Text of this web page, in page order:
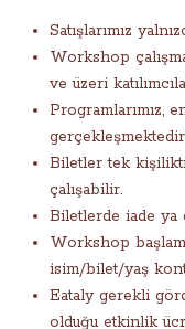
Satışlarımız
Workshop
ve üzeri
Programlarımız,
Biletler tek
çalışabilir.
Biletlerde iade ya
Workshop
isim/bilet/yaş
Eataly gerekli
olduğu etkinlik